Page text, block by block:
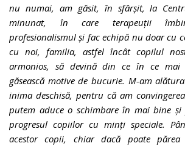
nu numai, am găsit, în sfârșit, la
minunat, în care terapeuții
profesionalismul și fac echipă nu doar cu
cu noi, familia, astfel încât copilul
armonios, să devină din ce în ce mai
găsească motive de bucurie. M-am
inima deschisă, pentru că am
putem aduce o schimbare în mai bine
progresul copiilor cu minți speciale.
acestor copii, chiar dacă poate părea